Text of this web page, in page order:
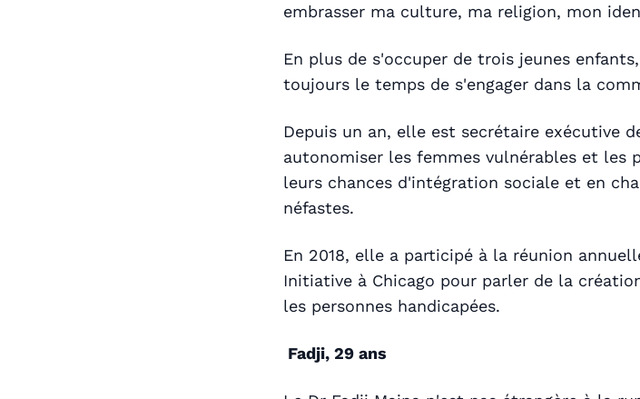
embrasser ma culture, ma religion, mon
En plus de s'occuper de trois jeunes
toujours le temps de s'engager dans la
Depuis un an, elle est secrétaire exécutive
autonomiser les femmes vulnérables et les
leurs chances d'intégration sociale et en
néfastes.
En 2018, elle a participé à la réunion
Initiative à Chicago pour parler de la
les personnes handicapées.
Fadji, 29 ans